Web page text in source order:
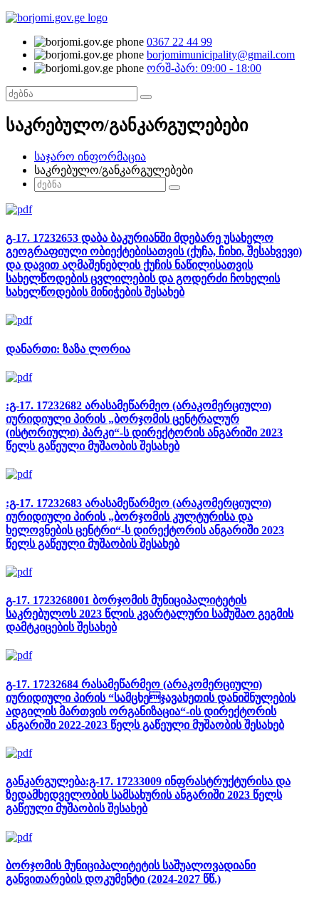
0367 22 44 99
borjomimunicipality@gmail.com
ორშ-პარ: 09:00 - 18:00
საკრებულო/განკარგულებები
საჯარო ინფორმაცია
საკრებულო/განკარგულებები
გ-17. 17232653 დაბა ბაკურიანში მდებარე უსახელო
გეოგრაფიული ობიექტებისათვის (ქუჩა, ჩიხი, შესახვევი)
და დავით აღმაშენებლის ქუჩის ნაწილისათვის
სახელწოდების ცვლილების და გოდერძი ჩოხელის
სახელწოდების მინიჭების შესახებ
დანართი: ზაზა ლორია
:გ-17. 17232682 არასამეწარმეო (არაკომერციული)
იურიდიული პირის „ბორჯომის ცენტრალურ
(ისტორიული) პარკი“-ს დირექტორის ანგარიში 2023
წელს გაწეული მუშაობის შესახებ
:გ-17. 17232683 არასამეწარმეო (არაკომერციული)
იურიდიული პირის „ბორჯომის კულტურისა და
ხელოვნების ცენტრი“-ს დირექტორის ანგარიში 2023
წელს გაწეული მუშაობის შესახებ
გ-17. 1723268001 ბორჯომის მუნიციპალიტეტის
საკრებულოს 2023 წლის კვარტალური სამუშაო გეგმის
დამტკიცების შესახებ
გ-17. 17232684 რასამეწარმეო (არაკომერციული)
იურიდიული პირის “სამცხეჯავახეთის დანიშნულების
ადგილის მართვის ორგანიზაცია“-ის დირექტორის
ანგარიში 2022-2023 წელს გაწეული მუშაობის შესახებ
განკარგულება:გ-17. 17233009 ინფრასტრუქტურისა და
ზედამხედველობის სამსახურის ანგარიში 2023 წელს
გაწეული მუშაობის შესახებ
ბორჯომის მუნიციპალიტეტის საშუალოვადიანი
განვითარების დოკუმენტი (2024-2027 წწ.)